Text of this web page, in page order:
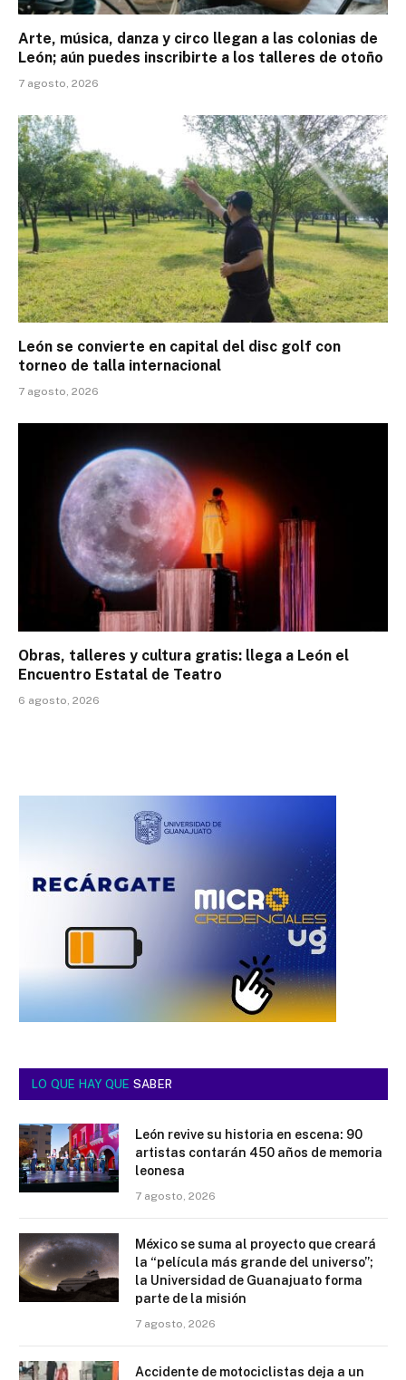
Arte, música, danza y circo llegan a las colonias de
León; aún puedes inscribirte a los talleres de otoño
7 agosto, 2026
León se convierte en capital del disc golf con
torneo de talla internacional
7 agosto, 2026
Obras, talleres y cultura gratis: llega a León el
Encuentro Estatal de Teatro
6 agosto, 2026
LO QUE HAY QUE SABER
León revive su historia en escena: 90
artistas contarán 450 años de memoria
leonesa
7 agosto, 2026
México se suma al proyecto que creará
la “película más grande del universo”;
la Universidad de Guanajuato forma
parte de la misión
7 agosto, 2026
Accidente de motociclistas deja a un